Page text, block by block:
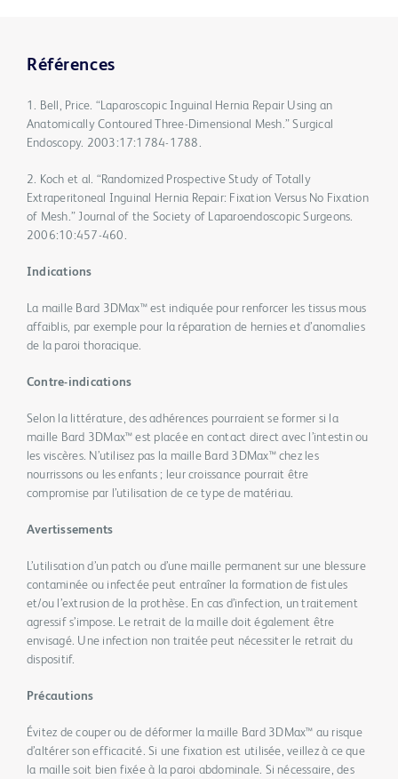
Références
1. Bell, Price. “Laparoscopic Inguinal Hernia Repair Using an
Anatomically Contoured Three-Dimensional Mesh.” Surgical
Endoscopy. 2003:17:1784-1788.
2. Koch et al. “Randomized Prospective Study of Totally
Extraperitoneal Inguinal Hernia Repair: Fixation Versus No Fixation
of Mesh.” Journal of the Society of Laparoendoscopic Surgeons.
2006:10:457-460.
Indications
La maille Bard 3DMax™ est indiquée pour renforcer les tissus mous
affaiblis, par exemple pour la réparation de hernies et d’anomalies
de la paroi thoracique.
Contre-indications
Selon la littérature, des adhérences pourraient se former si la
maille Bard 3DMax™ est placée en contact direct avec l’intestin ou
les viscères. N’utilisez pas la maille Bard 3DMax™ chez les
nourrissons ou les enfants ; leur croissance pourrait être
compromise par l’utilisation de ce type de matériau.
Avertissements
L’utilisation d’un patch ou d’une maille permanent sur une blessure
contaminée ou infectée peut entraîner la formation de fistules
et/ou l’extrusion de la prothèse. En cas d’infection, un traitement
agressif s’impose. Le retrait de la maille doit également être
envisagé. Une infection non traitée peut nécessiter le retrait du
dispositif.
Précautions
Évitez de couper ou de déformer la maille Bard 3DMax™ au risque
d’altérer son efficacité. Si une fixation est utilisée, veillez à ce que
la maille soit bien fixée à la paroi abdominale. Si nécessaire, des